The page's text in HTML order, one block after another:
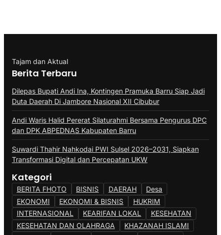
Tajam dan Aktual
Berita Terbaru
Dilepas Bupati Andi Ina, Kontingen Pramuka Barru Siap Jadi
Duta Daerah Di Jambore Nasional XII Cibubur
Andi Waris Halid Pererat Silaturahmi Bersama Pengurus DPC
dan DPK ABPEDNAS Kabupaten Barru
Suwardi Thahir Nahkodai PWI Sulsel 2026–2031, Siapkan
Transformasi Digital dan Percepatan UKW
Kategori
BERITA FHOTO BISNIS DAERAH
Desa
EKONOMI
EKONOMI & BISNIS
HUKRIM
INTERNASIONAL
KEARIFAN LOKAL
KESEHATAN
KESEHATAN DAN OLAHRAGA
KHAZANAH ISLAMI